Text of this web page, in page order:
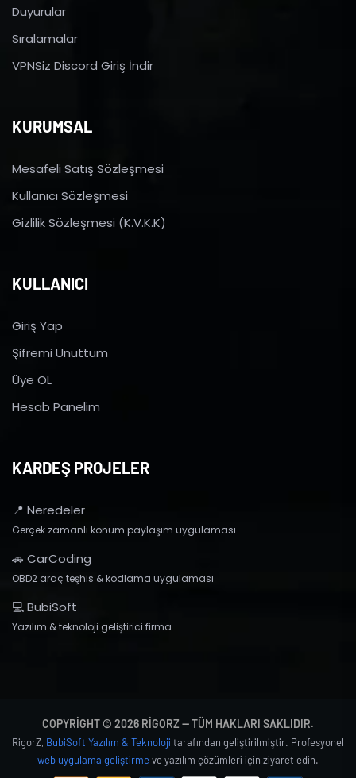
Duyurular
Sıralamalar
VPNSiz Discord Giriş İndir
KURUMSAL
Mesafeli Satış Sözleşmesi
Kullanıcı Sözleşmesi
Gizlilik Sözleşmesi (K.V.K.K)
KULLANICI
Giriş Yap
Şifremi Unuttum
Üye OL
Hesab Panelim
KARDEŞ PROJELER
📍 Neredeler
Gerçek zamanlı konum paylaşım uygulaması
🚗 CarCoding
OBD2 araç teşhis & kodlama uygulaması
💻 BubiSoft
Yazılım & teknoloji geliştirici firma
COPYRIGHT © 2026 RIGORZ — TÜM HAKLARI SAKLIDIR.
RigorZ, BubiSoft Yazılım & Teknoloji tarafından geliştirilmiştir. Profesyonel
web uygulama geliştirmeve yazılım çözümleri için ziyaret edin.